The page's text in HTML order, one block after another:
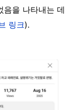
을 나타내는 데
링크).